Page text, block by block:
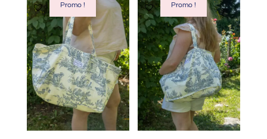
Promo ! Promo !